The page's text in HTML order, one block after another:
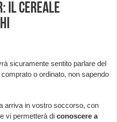
il cereale
sicuramente sentito parlare del
o ordinato, non sapendo
arriva in vostro soccorso, con
vi permetterà diconoscere a